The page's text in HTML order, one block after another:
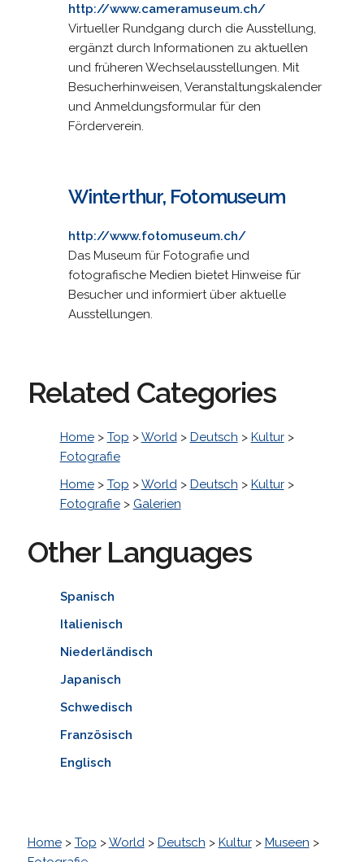
http://www.cameramuseum.ch/
Virtueller Rundgang durch die Ausstellung,
ergänzt durch Informationen zu aktuellen
und früheren Wechselausstellungen. Mit
Besucherhinweisen, Veranstaltungskalender
und Anmeldungsformular für den
Förderverein.
Winterthur, Fotomuseum
http://www.fotomuseum.ch/
Das Museum für Fotografie und
fotografische Medien bietet Hinweise für
Besucher und informiert über aktuelle
Ausstellungen.
Related Categories
Home> Top >World> Deutsch > Kultur>
Fotografie
Home> Top >World> Deutsch > Kultur>
Fotografie> Galerien
Other Languages
Spanisch
Italienisch
Niederländisch
Japanisch
Schwedisch
Französisch
Englisch
Home> Top >World> Deutsch > Kultur> Museen >